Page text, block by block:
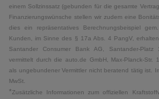
einem Sollzinssatz (gebunden für die gesamte
Finanzierungswünsche stellen wir zudem eine
dies ein repräsentatives Berechnungsbeispiel
Kunden, im Sinne des § 17a Abs. 4 PangV,
Santander Consumer Bank AG, Santander-
vermittelt durch die auto.de GmbH, Max-Planck-Str.
als ungebundener Vermittler nicht beratend tätig ist.
MwSt.
*Zusätzliche Informationen zum offiziellen